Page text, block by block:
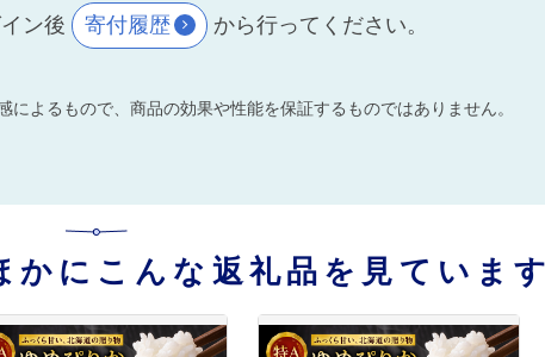
ン後 寄付履歴 から行ってください。
よるもので、商品の効果や性能を保証するものではありません。
にこんな返礼品を見ています